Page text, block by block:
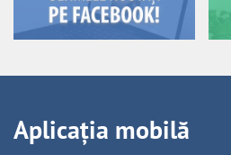
Aplicația mobilă